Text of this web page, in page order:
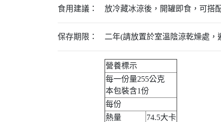
食用建議： 放冷藏冰涼後，開罐即食，可搭
保存期限： 二年(請放置於室溫陰涼乾燥處
營養標示
每一份量255公克
本包裝含1份
每份
熱量
74.5大卡